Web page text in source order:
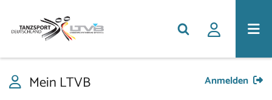
Mein LTVB Anmelden